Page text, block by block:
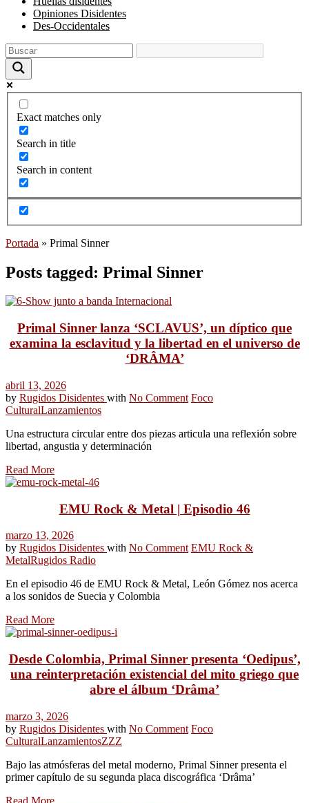
Opiniones Disidentes
Des-Occidentales
Exact matches only
Search in title
Search in content
Portada » Primal Sinner
Posts tagged: Primal Sinner
Primal Sinner lanza ‘SCLAVUS’, un díptico que
examina la esclavitud y la libertad en el universo de
‘DRÂMA’
abril 13, 2026
by Rugidos Disidentes with No Comment Foco
CulturalLanzamientos
Una estructura circular entre dos piezas articula una reflexión sobre
libertad, angustia y determinación
Read More
EMU Rock & Metal | Episodio 46
marzo 13, 2026
by Rugidos Disidentes with No Comment EMU Rock &
MetalRugidos Radio
En el episodio 46 de EMU Rock & Metal, León Gómez nos acerca
a los sonidos de Suecia y Colombia
Read More
Desde Colombia, Primal Sinner presenta ‘Oedipus’,
una reinterpretación existencial del mito griego que
abre el álbum ‘Drâma’
marzo 3, 2026
by Rugidos Disidentes with No Comment Foco
CulturalLanzamientosZZZ
Bajo las atmósferas del metal moderno, Primal Sinner presenta el
primer capítulo de su segunda placa discográfica ‘Drâma’
Read More